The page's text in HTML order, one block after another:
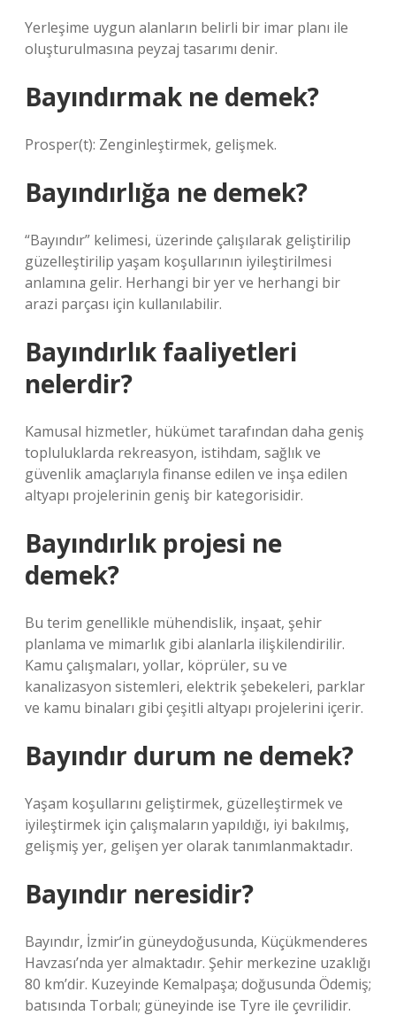
Yerleşime uygun alanların belirli bir imar planı ile
oluşturulmasına peyzaj tasarımı denir.
Bayındırmak ne demek?
Prosper(t): Zenginleştirmek, gelişmek.
Bayındırlığa ne demek?
“Bayındır” kelimesi, üzerinde çalışılarak geliştirilip
güzelleştirilip yaşam koşullarının iyileştirilmesi
anlamına gelir. Herhangi bir yer ve herhangi bir
arazi parçası için kullanılabilir.
Bayındırlık faaliyetleri
nelerdir?
Kamusal hizmetler, hükümet tarafından daha geniş
topluluklarda rekreasyon, istihdam, sağlık ve
güvenlik amaçlarıyla finanse edilen ve inşa edilen
altyapı projelerinin geniş bir kategorisidir.
Bayındırlık projesi ne
demek?
Bu terim genellikle mühendislik, inşaat, şehir
planlama ve mimarlık gibi alanlarla ilişkilendirilir.
Kamu çalışmaları, yollar, köprüler, su ve
kanalizasyon sistemleri, elektrik şebekeleri, parklar
ve kamu binaları gibi çeşitli altyapı projelerini içerir.
Bayındır durum ne demek?
Yaşam koşullarını geliştirmek, güzelleştirmek ve
iyileştirmek için çalışmaların yapıldığı, iyi bakılmış,
gelişmiş yer, gelişen yer olarak tanımlanmaktadır.
Bayındır neresidir?
Bayındır, İzmir’in güneydoğusunda, Küçükmenderes
Havzası’nda yer almaktadır. Şehir merkezine uzaklığı
80 km’dir. Kuzeyinde Kemalpaşa; doğusunda Ödemiş;
batısında Torbalı; güneyinde ise Tyre ile çevrilidir.